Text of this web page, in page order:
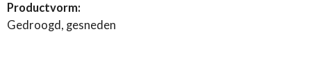
Productvorm:
Gedroogd, gesneden